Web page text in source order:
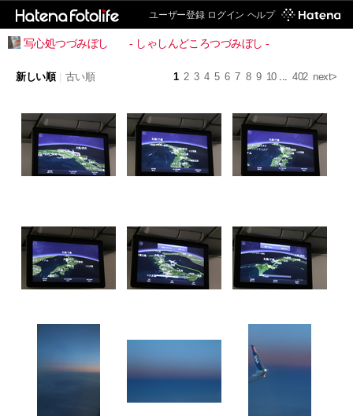
ユーザー登録 ログイン ヘルプ
写心処つづみぼし - しゃしんどころつづみぼし -
1 2 3 4 5 6 7 8 9 10... 402 next>
新しい順 古い順